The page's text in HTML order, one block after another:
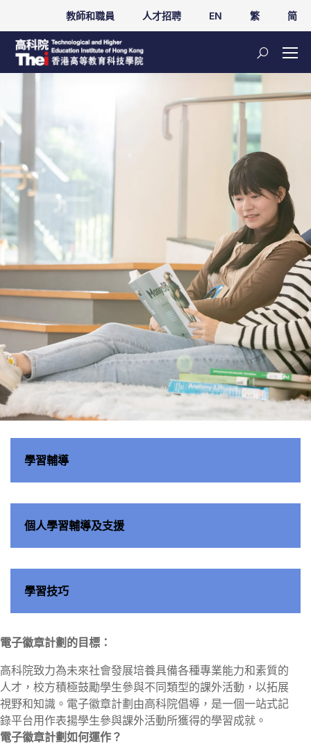
教師和職員 人才招聘 EN 繁 简
學習共
享空間
學習輔導
個人學習輔導及支援
學習技巧
電子徽章計劃的目標：
高科院致力為未來社會發展培養具備各種專業能力和素質的
人才，校方積極鼓勵學生參與不同類型的課外活動，以拓展
視野和知識。電子徽章計劃由高科院倡導，是一個一站式記
錄平台用作表揚學生參與課外活動所獲得的學習成就。
電子徽章計劃如何運作？